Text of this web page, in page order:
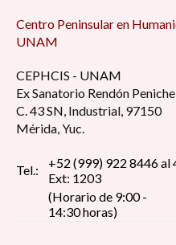
Centro Peninsular en
UNAM
CEPHCIS - UNAM
Ex Sanatorio Rendón Peniche
C. 43 SN, Industrial, 97150
Mérida, Yuc.
Tel.:
+52 (999) 922 8446 al
Ext: 1203
(Horario de 9:00 -
14:30 horas)